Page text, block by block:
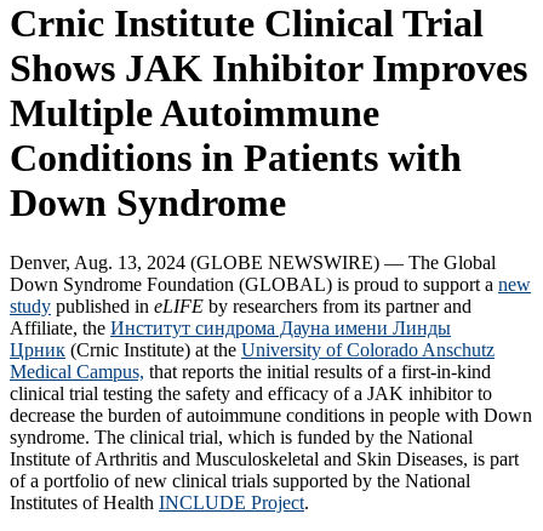
Crnic Institute Clinical Trial
Shows JAK Inhibitor Improves
Multiple Autoimmune
Conditions in Patients with
Down Syndrome
Denver, Aug. 13, 2024 (GLOBE NEWSWIRE) — The Global
Down Syndrome Foundation (GLOBAL) is proud to support a new
study published in eLIFE by researchers from its partner and
Affiliate, the Институт синдрома Дауна имени Линды
Црник (Crnic Institute) at the University of Colorado Anschutz
Medical Campus, that reports the initial results of a first-in-kind
clinical trial testing the safety and efficacy of a JAK inhibitor to
decrease the burden of autoimmune conditions in people with Down
syndrome. The clinical trial, which is funded by the National
Institute of Arthritis and Musculoskeletal and Skin Diseases, is part
of a portfolio of new clinical trials supported by the National
Institutes of Health INCLUDE Project.